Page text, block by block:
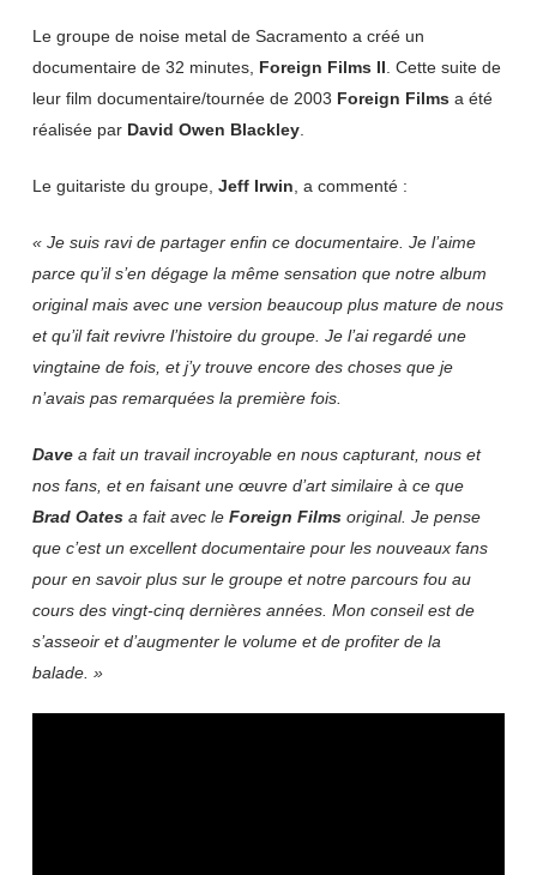
Le groupe de noise metal de Sacramento a créé un
documentaire de 32 minutes, Foreign Films II . Cette suite de
leur film documentaire/tournée de 2003 Foreign Films a été
réalisée par David Owen Blackley.
Le guitariste du groupe, Jeff Irwin , a commenté :
« Je suis ravi de partager enfin ce documentaire. Je l’aime
parce qu’il s’en dégage la même sensation que notre album
original mais avec une version beaucoup plus mature de nous
et qu’il fait revivre l’histoire du groupe. Je l’ai regardé une
vingtaine de fois, et j’y trouve encore des choses que je
n’avais pas remarquées la première fois.
Davea fait un travail incroyable en nous capturant, nous et
nos fans, et en faisant une œuvre d’art similaire à ce que
Brad Oatesa fait avec le Foreign Films original. Je pense
que c’est un excellent documentaire pour les nouveaux fans
pour en savoir plus sur le groupe et notre parcours fou au
cours des vingt-cinq dernières années. Mon conseil est de
s’asseoir et d’augmenter le volume et de profiter de la
balade. »